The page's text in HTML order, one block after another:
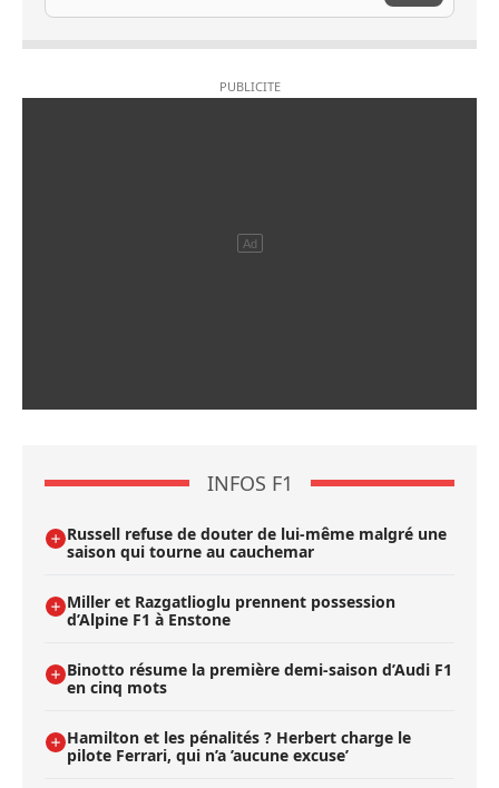
INFOS F1
Russell refuse de douter de lui-même malgré une
saison qui tourne au cauchemar
Miller et Razgatlioglu prennent possession
d’Alpine F1 à Enstone
Binotto résume la première demi-saison d’Audi F1
en cinq mots
Hamilton et les pénalités ? Herbert charge le
pilote Ferrari, qui n’a ’aucune excuse’